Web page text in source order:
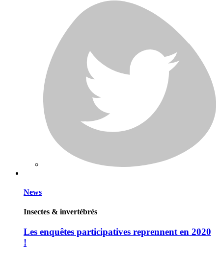
News
Insectes & invertébrés
Les enquêtes participatives reprennent en 2020
!